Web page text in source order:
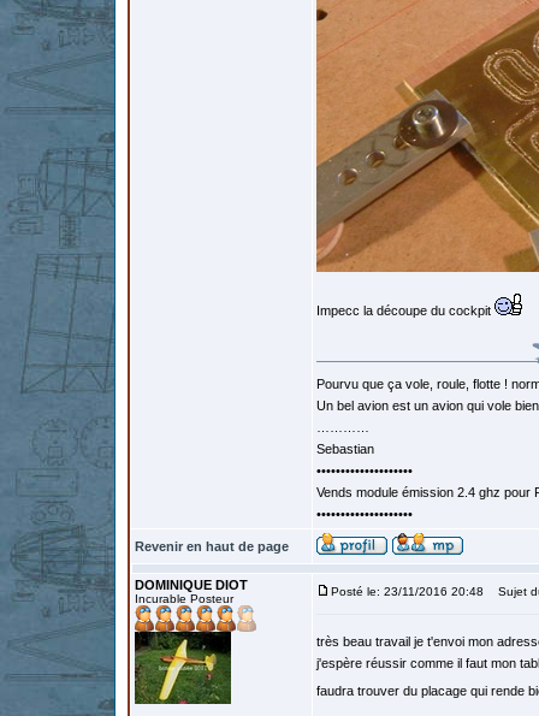
Impecc la découpe du cockpit
Pourvu que ça vole, roule, flotte !
Un bel avion est un avion qui vole
Sebastian
••••••••••••••••••••
Vends module émission 2.4 ghz
••••••••••••••••••••
Revenir en haut de page
DOMINIQUE DIOT
Incurable Posteur
Posté le: 23/11/2016 20:48 Sujet
très beau travail je t'envoi mon
j'espère réussir comme il faut mon
faudra trouver du placage qui rende